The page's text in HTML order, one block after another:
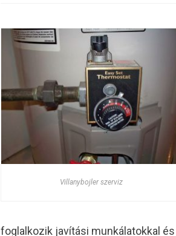
Villanybojler szerviz
foglalkozik javítási munkálatokkal